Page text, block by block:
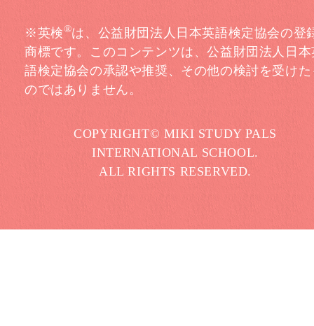
※英検®は、公益財団法人日本英語検定協会の登
商標です。このコンテンツは、公益財団法人日本
語検定協会の承認や推奨、その他の検討を受けた
のではありません。
COPYRIGHT© MIKI STUDY PALS
INTERNATIONAL SCHOOL.
ALL RIGHTS RESERVED.